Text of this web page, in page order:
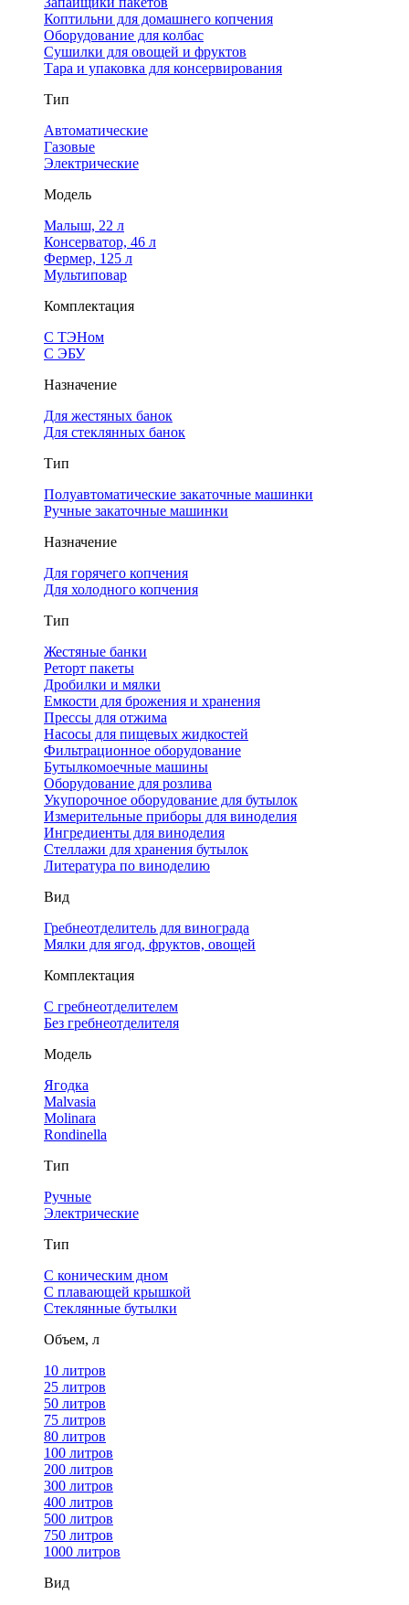
Коптильни для домашнего копчения
Оборудование для колбас
Сушилки для овощей и фруктов
Тара и упаковка для консервирования
Тип
Автоматические
Газовые
Электрические
Модель
Малыш, 22 л
Консерватор, 46 л
Фермер, 125 л
Мультиповар
Комплектация
С ТЭНом
С ЭБУ
Назначение
Для жестяных банок
Для стеклянных банок
Тип
Полуавтоматические закаточные машинки
Ручные закаточные машинки
Назначение
Для горячего копчения
Для холодного копчения
Тип
Жестяные банки
Реторт пакеты
Дробилки и мялки
Емкости для брожения и хранения
Прессы для отжима
Насосы для пищевых жидкостей
Фильтрационное оборудование
Бутылкомоечные машины
Оборудование для розлива
Укупорочное оборудование для бутылок
Измерительные приборы для виноделия
Ингредиенты для виноделия
Стеллажи для хранения бутылок
Литература по виноделию
Вид
Гребнеотделитель для винограда
Мялки для ягод, фруктов, овощей
Комплектация
С гребнеотделителем
Без гребнеотделителя
Модель
Ягодка
Malvasia
Molinara
Rondinella
Тип
Ручные
Электрические
Тип
С коническим дном
С плавающей крышкой
Стеклянные бутылки
Объем, л
10 литров
25 литров
50 литров
75 литров
80 литров
100 литров
200 литров
300 литров
400 литров
500 литров
750 литров
1000 литров
Вид